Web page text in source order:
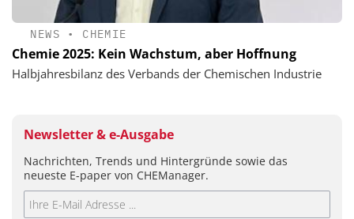
NEWS • CHEMIE
Chemie 2025: Kein Wachstum, aber Hoffnung
Halbjahresbilanz des Verbands der Chemischen Industrie
Newsletter & e-Ausgabe
Nachrichten, Trends und Hintergründe sowie das
neueste E-paper von CHEManager.